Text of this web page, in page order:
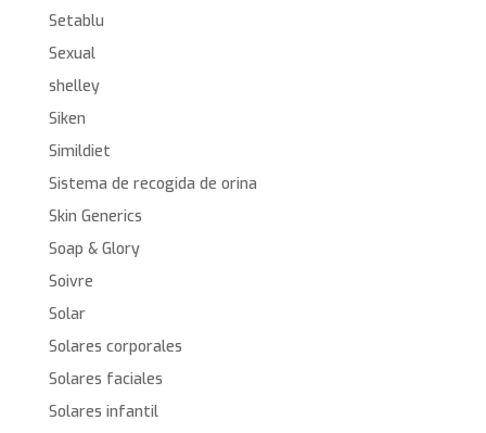
Setablu
Sexual
shelley
Siken
Simildiet
Sistema de recogida de orina
Skin Generics
Soap & Glory
Soivre
Solar
Solares corporales
Solares faciales
Solares infantil